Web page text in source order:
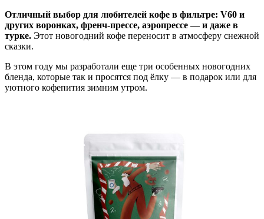
Отличный выбор для любителей кофе в фильтре: V60 и
других воронках, френч-прессе, аэропрессе — и даже в
турке. Этот новогодний кофе переносит в атмосферу снежной
сказки.
В этом году мы разработали еще три особенных новогодних
бленда, которые так и просятся под ёлку — в подарок или для
уютного кофепития зимним утром.